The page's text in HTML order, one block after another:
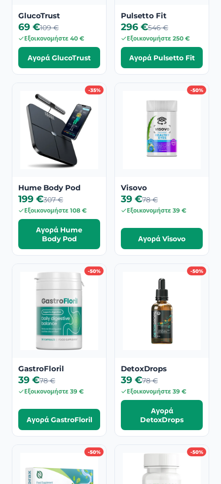
GlucoTrust
69 €109 €
Εξοικονομήστε 40 €
Αγορά GlucoTrust
Pulsetto Fit
296 €546 €
Εξοικονομήστε 250 €
Αγορά Pulsetto Fit
-35%
Hume Body Pod
199 €307 €
Εξοικονομήστε 108 €
Αγορά Hume
Body Pod
-50%
Visovo
39 €78 €
Εξοικονομήστε 39 €
Αγορά Visovo
-50%
GastroFloril
39 €78 €
Εξοικονομήστε 39 €
Αγορά GastroFloril
-50%
DetoxDrops
39 €78 €
Εξοικονομήστε 39 €
Αγορά
DetoxDrops
-50% -50%